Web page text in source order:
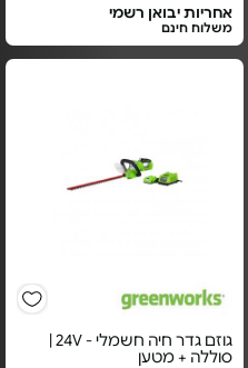
אחריות יבואן רשמי
משלוח חינם
גוזם גדר חיה חשמלי - 24V |
סוללה + מטען